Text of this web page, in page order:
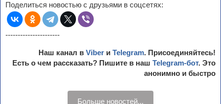
Поделиться новостью с друзьями в соцсетях:
----------------------
Наш канал в Viber и Telegram. Присоединяйтесь!
Есть о чем рассказать? Пишите в наш Telegram-бот. Это
анонимно и быстро
Больше новостей...